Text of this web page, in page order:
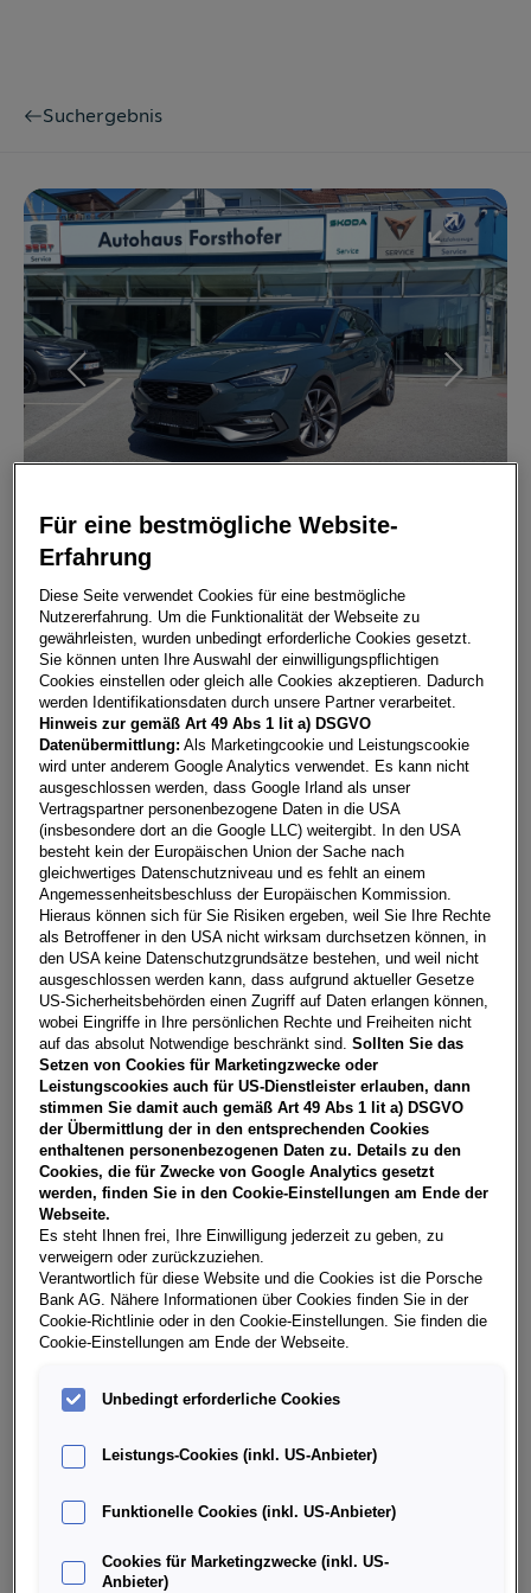
Suchergebnis
Leon SP Kombi FR 1.5 TSI 115 PS
5112 Lamprechtshausen
Leasing Kredit
€264,72**
pro Monat
Laufzeit
60 Monate
pro Jahr
15.000 km
Eigenleistung
€5.000
Händler kontaktieren
Online-Abschluss anfragen
**Freibleibendes Musterangebot für Restwert Leasing inkl.
USt, NoVA, zzgl. gesetzl. Vertragsgebühr EUR 137,83 und
Bearbeitungskosten EUR 0,00. Gesamtleasingbetrag EUR
24.890,00, Restwert EUR 9.764,30, Sollzinssatz 7,28%
variabel, Effektivzinssatz 8,56% variabel, Gesamtbetrag EUR
30.785,33. Ihr Verkaufsberater freut sich darauf, Ihnen ein
individuelles Angebot erstellen zu können.
Teilen PDF herunterladen
Weitere Infos & Daten
Fahrzeugdaten
Finanzierung über die Porsche Bank
Händlerinformation
Für eine bestmögliche Website-
Erfahrung
Diese Seite verwendet Cookies für eine bestmögliche
Nutzererfahrung. Um die Funktionalität der Webseite zu
gewährleisten, wurden unbedingt erforderliche Cookies gesetzt.
Sie können unten Ihre Auswahl der einwilligungspflichtigen
Cookies einstellen oder gleich alle Cookies akzeptieren. Dadurch
werden Identifikationsdaten durch unsere Partner verarbeitet.
Hinweis zur gemäß Art 49 Abs 1 lit a) DSGVO
Datenübermittlung: Als Marketingcookie und Leistungscookie
wird unter anderem Google Analytics verwendet. Es kann nicht
ausgeschlossen werden, dass Google Irland als unser
Vertragspartner personenbezogene Daten in die USA
(insbesondere dort an die Google LLC) weitergibt. In den USA
besteht kein der Europäischen Union der Sache nach
gleichwertiges Datenschutzniveau und es fehlt an einem
Angemessenheitsbeschluss der Europäischen Kommission.
Hieraus können sich für Sie Risiken ergeben, weil Sie Ihre Rechte
als Betroffener in den USA nicht wirksam durchsetzen können, in
den USA keine Datenschutzgrundsätze bestehen, und weil nicht
ausgeschlossen werden kann, dass aufgrund aktueller Gesetze
US-Sicherheitsbehörden einen Zugriff auf Daten erlangen können,
wobei Eingriffe in Ihre persönlichen Rechte und Freiheiten nicht
auf das absolut Notwendige beschränkt sind.Sollten Sie das
Setzen von Cookies für Marketingzwecke oder
Leistungscookies auch für US-Dienstleister erlauben, dann
stimmen Sie damit auch gemäß Art 49 Abs 1 lit a) DSGVO
der Übermittlung der in den entsprechenden Cookies
enthaltenen personenbezogenen Daten zu. Details zu den
Cookies, die für Zwecke von Google Analytics gesetzt
werden, finden Sie in den Cookie-Einstellungen am Ende der
Webseite.
Es steht Ihnen frei, Ihre Einwilligung jederzeit zu geben, zu
verweigern oder zurückzuziehen.
Verantwortlich für diese Website und die Cookies ist die Porsche
Bank AG. Nähere Informationen über Cookies finden Sie in der
Cookie-Richtlinie oder in den Cookie-Einstellungen. Sie finden die
Cookie-Einstellungen am Ende der Webseite.
Unbedingt erforderliche Cookies
Leistungs-Cookies (inkl. US-Anbieter)
Funktionelle Cookies (inkl. US-Anbieter)
Cookies für Marketingzwecke (inkl. US-
Anbieter)